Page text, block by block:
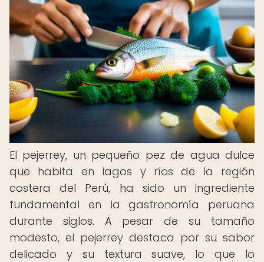
El pejerrey, un pequeño pez de agua dulce
que habita en lagos y ríos de la región
costera del Perú, ha sido un ingrediente
fundamental en la gastronomía peruana
durante siglos. A pesar de su tamaño
modesto, el pejerrey destaca por su sabor
delicado y su textura suave, lo que lo